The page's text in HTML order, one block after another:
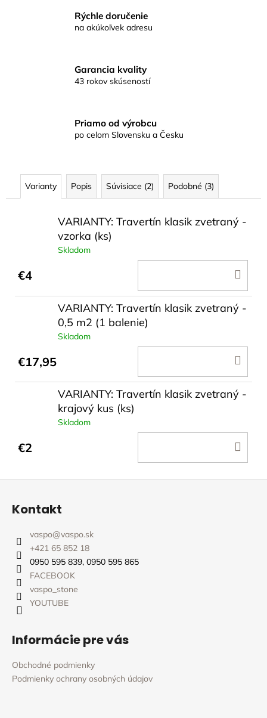
Rýchle doručenie
na akúkoľvek adresu
Garancia kvality
43 rokov skúseností
Priamo od výrobcu
po celom Slovensku a Česku
Varianty Popis Súvisiace (2) Podobné (3)
VARIANTY: Travertín klasik zvetraný -
vzorka (ks)
Skladom
€4
VARIANTY: Travertín klasik zvetraný -
0,5 m2 (1 balenie)
Skladom
€17,95
VARIANTY: Travertín klasik zvetraný -
krajový kus (ks)
Skladom
€2
Kontakt
vaspo@vaspo.sk
+421 65 852 18
0950 595 839, 0950 595 865
FACEBOOK
vaspo_stone
YOUTUBE
Informácie pre vás
Obchodné podmienky
Podmienky ochrany osobných údajov